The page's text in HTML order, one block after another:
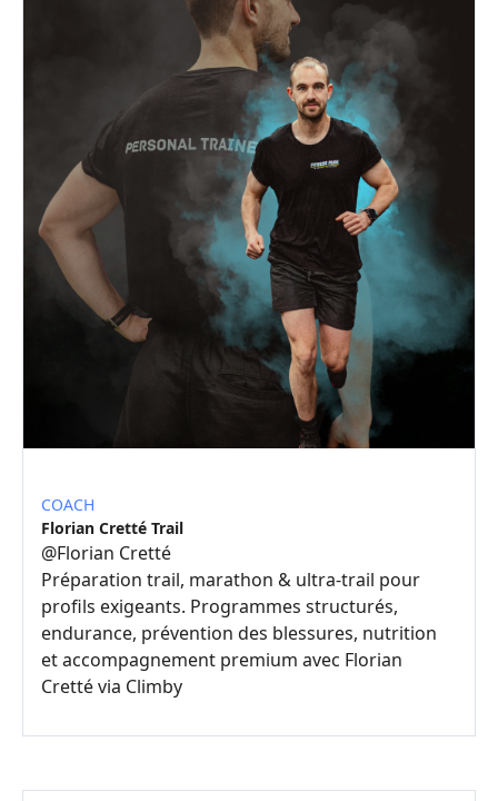
COACH
Florian Cretté Trail
@Florian Cretté
Préparation trail, marathon & ultra-trail pour
profils exigeants. Programmes structurés,
endurance, prévention des blessures, nutrition
et accompagnement premium avec Florian
Cretté via Climby